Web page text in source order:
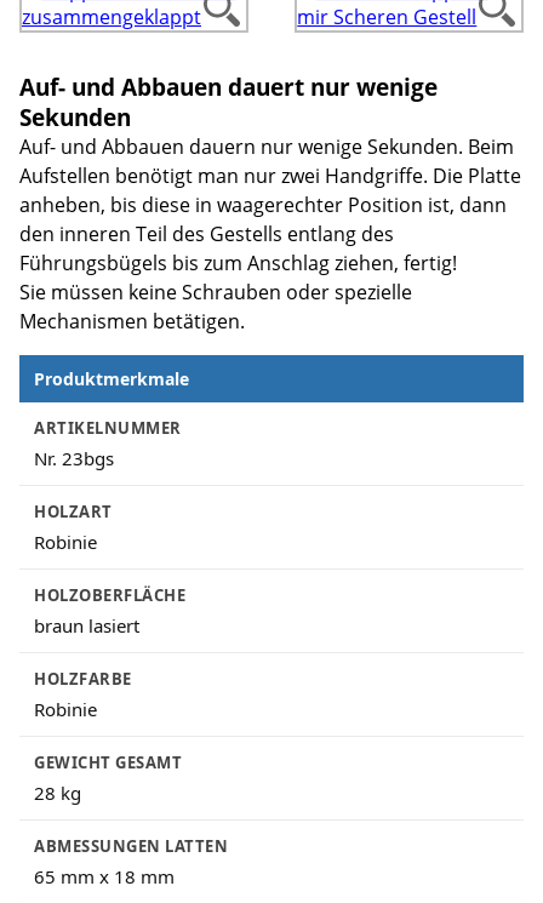
Auf- und Abbauen dauert nur wenige
Sekunden
Auf- und Abbauen dauern nur wenige Sekunden. Beim
Aufstellen benötigt man nur zwei Handgriffe. Die Platte
anheben, bis diese in waagerechter Position ist, dann
den inneren Teil des Gestells entlang des
Führungsbügels bis zum Anschlag ziehen, fertig!
Sie müssen keine Schrauben oder spezielle
Mechanismen betätigen.
Produktmerkmale
Produktmerkmale
ARTIKELNUMMER
Nr. 23bgs
HOLZART
Robinie
HOLZOBERFLÄCHE
braun lasiert
HOLZFARBE
Robinie
GEWICHT GESAMT
28 kg
ABMESSUNGEN LATTEN
65 mm x 18 mm